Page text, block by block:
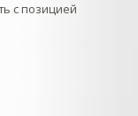
с позицией